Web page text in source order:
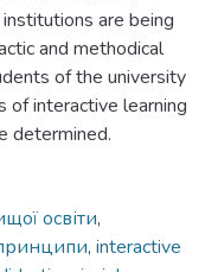
are being
and methodical
of the university
of interactive learning
determined.
освіти,
, interactive